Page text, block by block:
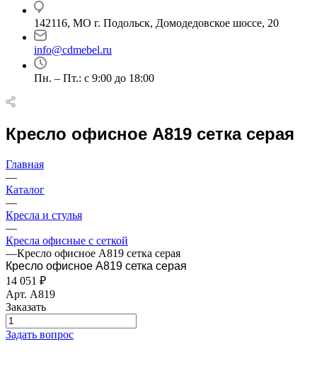
142116, МО г. Подольск, Домодедовское шоссе, 20
info@cdmebel.ru
Пн. – Пт.: с 9:00 до 18:00
Кресло офисное A819 сетка серая
Главная
—
Каталог
—
Кресла и стулья
—
Кресла офисные с сеткой
—Кресло офисное A819 сетка серая
Кресло офисное A819 сетка серая
14 051 ₽
Арт. A819
Заказать
Задать вопрос